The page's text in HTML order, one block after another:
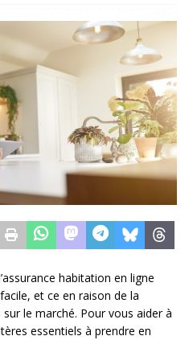
habitation en ligne
et ce en raison de la
le marché. Pour vous aider à
essentiels à prendre en